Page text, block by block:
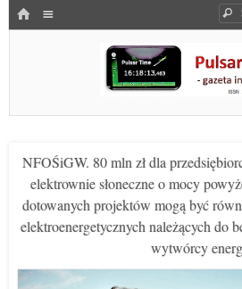
HOME
Pulsarowy.pl
NFOŚiGW. 80 mln zł dla
elektrownie słoneczne o mocy
dotowanych projektów mogą być
elektroenergetycznych należących do
wytwórcy